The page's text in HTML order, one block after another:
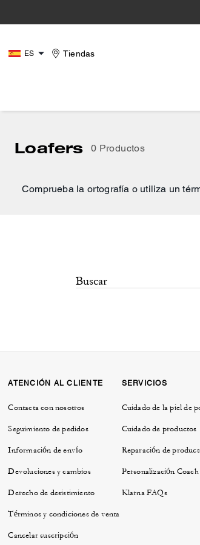
ES Tiendas
Loafers 0 Productos
Comprueba la ortografía o utiliza un
ATENCIÓN AL CLIENTE
Contacta con nosotros
Seguimiento de pedidos
Información de envío
Devoluciones y cambios
Derecho de desistimiento
Términos y condiciones de venta
Cancelar suscripción
SERVICIOS
Cuidado de la piel de
Cuidado de productos
Reparación de
Personalización
Klarna FAQs